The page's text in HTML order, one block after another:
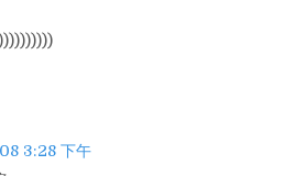
3:28 下午